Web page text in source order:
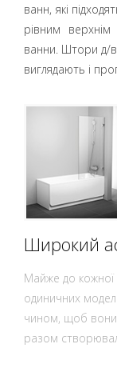
ванн, які
рівним
ванни. Штори д/
виглядають і
Широкий
Майже до кожної
одиничних
чином, щоб вони
разом